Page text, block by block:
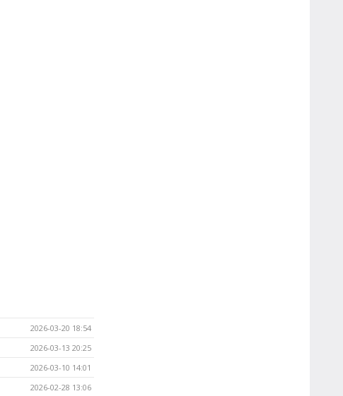
2026-03-20 18:54
2026-03-13 20:25
2026-03-10 14:01
2026-02-28 13:06